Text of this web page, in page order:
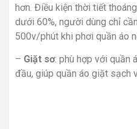
hơn. Điều kiện thời tiết
dưới 60%, người dùng chỉ
500v/phút khi phơi quần áo
– Giặt sơ: phù hợp với quần
đầu, giúp quần áo giặt sạch